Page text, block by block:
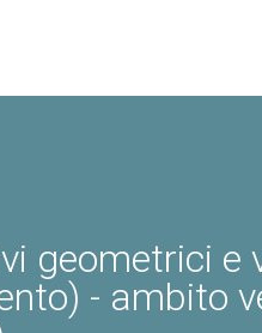
geometrici e
- ambito